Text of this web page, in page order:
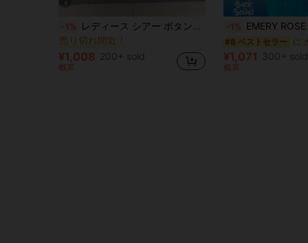
-1% レディース シアー ボタンアップ シャツカラー 長袖 レギュラーフィット ポリエステル トップス、秋のファッションルックを作るのに最適な選択。夏
売り切れ間近！
#4 ベストセラー
売り切れ間近！
#4 ベストセラー
売り切れ間近！
#4 ベストセラー に 新しい 女性用ブラウス
売り切れ間近！
¥1,008 200+ sold
概算
-1% EMERY ROSE 夏用カジュアル 無地 テ
#8 ベストセラー
¥1,071 300+ sold
概算